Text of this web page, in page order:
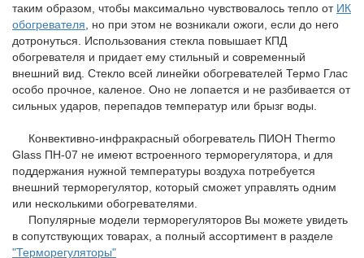
таким образом, чтобы максимально чувствовалось тепло от ИК
обогревателя , но при этом не возникали ожоги, если до него
дотронуться. Использования стекла повышает КПД
обогревателя и придает ему стильный и современный
внешний вид. Стекло всей линейки обогревателей Термо Глас
особо прочное, каленое. Оно не лопается и не разбивается от
сильных ударов, перепадов температур или брызг воды.
Конвективно-инфракрасный обогреватель ПИОН Thermo
Glass ПН-07 не имеют встроенного терморегулятора, и для
поддержания нужной температуры воздуха потребуется
внешний терморегулятор, который сможет управлять одним
или несколькими обогревателями.
Популярные модели терморегуляторов Вы можете увидеть
в сопутствующих товарах, а полный ассортимент в разделе
"Терморегуляторы"